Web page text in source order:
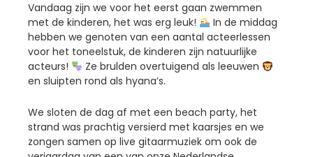
Vandaag zijn we voor het eerst gaan zwemmen
met de kinderen, het was erg leuk!
In de middag
hebben we genoten van een aantal acteerlessen
voor het toneelstuk, de kinderen zijn natuurlijke
acteurs!
Ze brulden overtuigend als leeuwen
en sluipten rond als hyana’s.
We sloten de dag af met een beach party, het
strand was prachtig versierd met kaarsjes en we
zongen samen op live gitaarmuziek om ook de